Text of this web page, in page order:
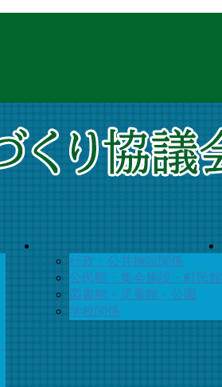
行政・公共施設関係
公民館・集会施設・町民館
図書館・児童館・公園
学校関係